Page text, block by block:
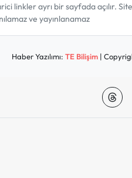
linkler ayrı bir sayfada açılır.
ve yayınlanamaz
Haber Yazılımı:TE Bilişim |